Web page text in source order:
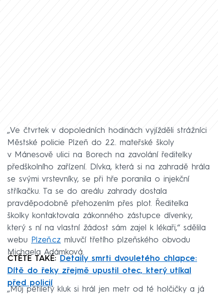
„Ve čtvrtek v dopoledních hodinách vyjížděli strážníci
Městské policie Plzeň do 22. mateřské školy
v Mánesově ulici na Borech na zavolání ředitelky
předškolního zařízení. Dívka, která si na zahradě hrála
se svými vrstevníky, se při hře poranila o injekční
stříkačku. Ta se do areálu zahrady dostala
pravděpodobně přehozením přes plot. Ředitelka
školky kontaktovala zákonného zástupce dívenky,
který s ní na vlastní žádost sám zajel k lékaři,“ sdělila
webu
Plzeň.cz mluvčí třetího plzeňského obvodu
Michaela Adámková.
ČTĚTE TAKÉ:
Detaily smrti dvouletého chlapce:
Dítě do řeky zřejmě upustil otec, který utíkal
před policií
„Můj pětiletý kluk si hrál jen metr od té holčičky a já